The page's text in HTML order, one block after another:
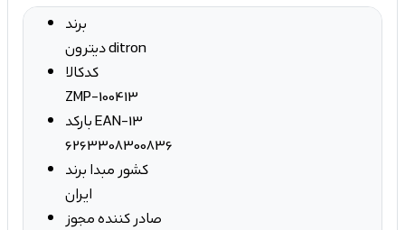
برند
دیترون ditron
کدکالا
ZMP-100413
بارکد EAN-13
6263308300836
کشور مبدا برند
ایران
صادر کننده مجوز